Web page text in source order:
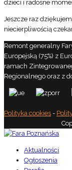
dzieci i radosne
Jeszcze raz
niecierpliwością
Remont generalny
Europejską (75%) z
ramach
Regionalnego oraz z
Polityka cookies -
Aktualności
Ogłoszenia